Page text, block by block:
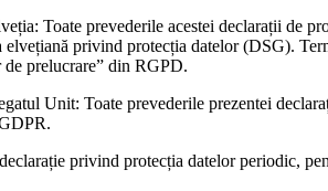
Toate prevederile acestei declarații de
privind protecția datelor (DSG).
de prelucrare” din RGPD.
Unit: Toate prevederile prezentei
privind protecția datelor periodic,